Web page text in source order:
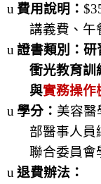
u 費用說明：
講義費、午
u 證書類別：研
衝光教育訓
與實務操作
u 學分： 美容醫
部醫事人員
聯合委員會
u 退費辦法：